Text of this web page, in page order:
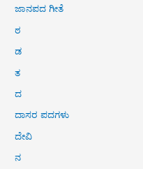
ಜಾನಪದ ಗೀತೆ
ಠ
ಡ
ತ
ದ
ದಾಸರ ಪದಗಳು
ದೇವಿ
ನ